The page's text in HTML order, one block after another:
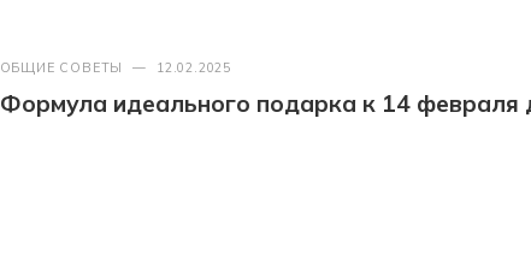
ОБЩИЕ СОВЕТЫ — 12.02.2025
Формула идеального подарка к 14 февраля